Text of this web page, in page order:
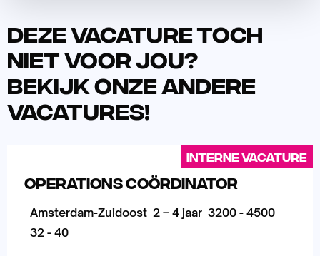
Deze vacature toch
niet voor jou?
Bekijk onze andere
vacatures!
Operations Coördinator
Amsterdam-Zuidoost 2 – 4 jaar 3200 - 4500
32 - 40
Interne vacature